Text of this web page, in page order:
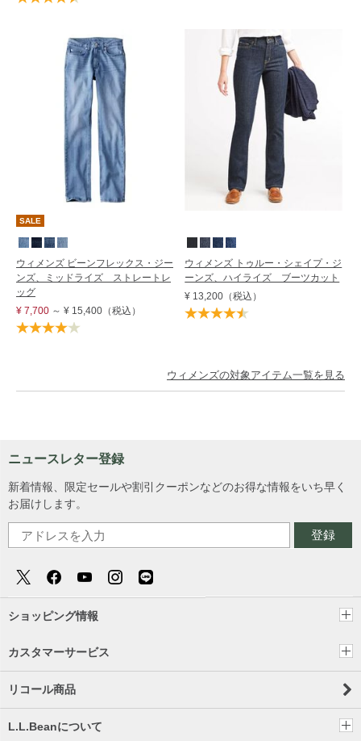
SALE
ウィメンズ ビーンフレックス・ジー
ンズ、ミッドライズ ストレートレ
ッグ
¥ 7,700 ～ ¥ 15,400 （税込）
ウィメンズ トゥルー・シェイプ・ジ
ーンズ、ハイライズ ブーツカット
¥ 13,200 （税込）
ウィメンズの対象アイテム一覧を見る
ニュースレター登録
新着情報、限定セールや割引クーポンなどのお得な情報をいち早く
お届けします。
登録
ショッピング情報
カスタマーサービス
リコール商品
L.L.Beanについて